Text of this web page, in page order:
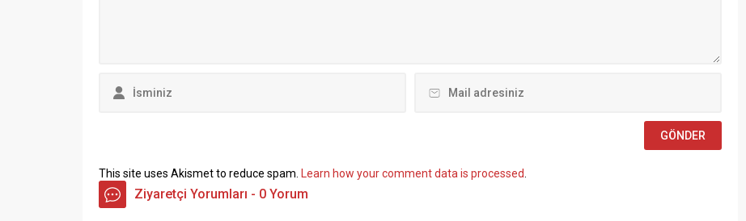
This site uses Akismet to reduce spam. Learn how your comment data is processed
Ziyaretçi Yorumları - 0 Yorum